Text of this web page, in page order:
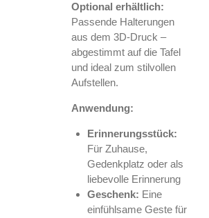
Optional erhältlich:
Passende Halterungen
aus dem 3D-Druck –
abgestimmt auf die Tafel
und ideal zum stilvollen
Aufstellen.
Anwendung:
Erinnerungsstück:
Für Zuhause,
Gedenkplatz oder als
liebevolle Erinnerung
Geschenk: Eine
einfühlsame Geste für